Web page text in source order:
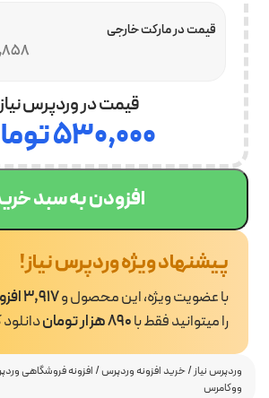
وردپرس نیاز/خرید افزونه وردپرس/ افزونه فروشگاهی
ووکامرس
قیمت در مارکت خارجی
قیمت در وردپرس
۵۳۰,۰۰۰
افزودن به سبد
پیشنهاد ویژه وردپرس نیاز!
با عضویت ویژه، این محصول و3,917 افزونه و پوسته
را میتوانید فقط با890 هزار تومان